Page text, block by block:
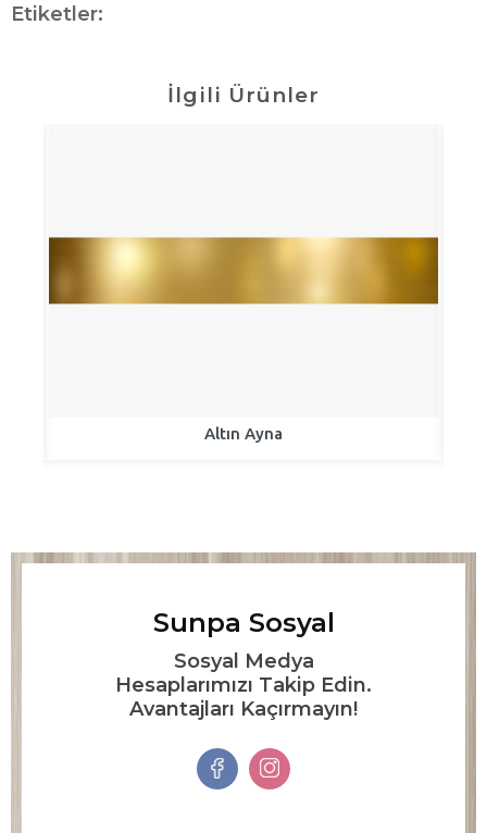
Etiketler:
İlgili Ürünler
Altın Ayna
Sunpa Sosyal
Sosyal Medya
Hesaplarımızı Takip Edin.
Avantajları Kaçırmayın!